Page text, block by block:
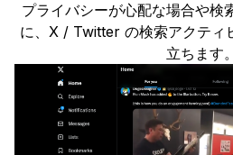
プライバシーが心配な場合や検
に、X / Twitter の検索アクティ
立ちます。